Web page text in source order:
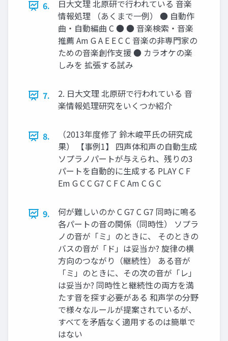
6.
日大文理 北原研で行われている 音楽
情報処理 （あくまで一例） ● 自動作
曲・自動編曲 C ● ● 音楽検索・音楽
推薦 Am G A E E C C 音楽の非専門家の
ための音楽創作支援 ● カラオケの楽
しみを 拡張する試み
7.
2. 日大文理 北原研で行われている 音
楽情報処理研究をいくつか紹介
8.
（2013年度修了 鈴木峻平氏の研究成
果） 【事例1】 四声体和声の自動生成
ソプラノパートが与えられ、残りの3
パートを自動的に生成する PLAY C F
Em G C C G7 C F C Am C G C
9.
何が難しいのか C G7 C G7 同時に鳴る
各パートの音の関係（同時性） ソプラ
ノの音が「ミ」のときに、 そのときの
バスの音が「ド」は妥当か? 旋律の横
方向のつながり（継続性） ある音が
「ミ」のときに、その次の音が「レ」
は妥当か? 同時性と継続性の両方を満
たす音を探す必要がある 和声学の分野
で様々なルールが提案されているが、
すべてを矛盾なく適用するのは簡単で
はない